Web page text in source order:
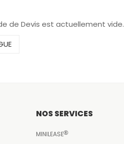
de Devis est actuellement vide.
NOS SERVICES
MINILEASE